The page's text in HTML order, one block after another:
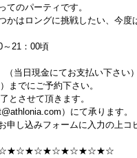
てのパーティです。
かはロングに挑戦したい、今
～21：00頃
（当日現金にてお支払い下さい
までにご予約下さい。
とさせて頂きます。
）にて承ります。
し込みフォームに入力の上コ
★☆★☆★☆★☆★☆★☆★☆